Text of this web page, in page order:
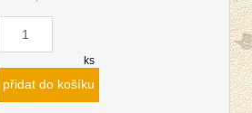
ks
přidat do košíku